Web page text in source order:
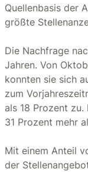
Quellenbasis der
größte
Die Nachfrage
Jahren. Von
konnten sie sich
zum
als 18 Prozent
31 Prozent mehr
Mit einem Anteil
der